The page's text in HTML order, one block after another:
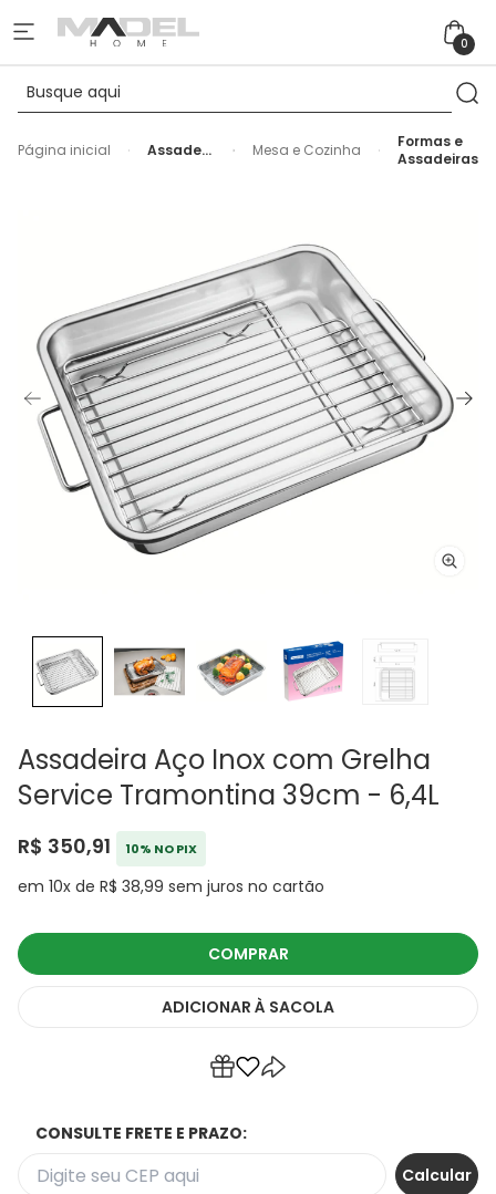
0
Página inicial
Assadeira
Mesa e Cozinha
Formas e
Assadeiras
Assadeira Aço Inox com Grelha
Service Tramontina 39cm - 6,4L
R$ 350,91 10% NO PIX
em 10x de R$ 38,99 sem juros no cartão
COMPRAR
ADICIONAR À SACOLA
CONSULTE FRETE E PRAZO: